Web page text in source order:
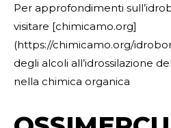
Per approfondimenti
visitare [chimicamo.org]
(https://chimicamo.org/
degli alcoli all’idrossilazione
nella chimica organica